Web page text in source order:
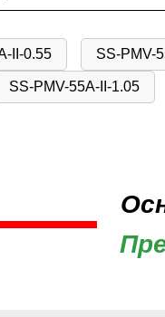
II-0.55 SS-PMV-
SS-PMV-55A-II-1.05